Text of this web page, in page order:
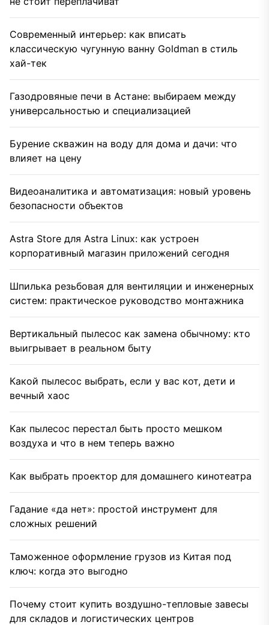
Современный интерьер: как вписать
классическую чугунную ванну Goldman в стиль
хай-тек
Газодровяные печи в Астане: выбираем между
универсальностью и специализацией
Бурение скважин на воду для дома и дачи: что
влияет на цену
Видеоаналитика и автоматизация: новый уровень
безопасности объектов
Astra Store для Astra Linux: как устроен
корпоративный магазин приложений сегодня
Шпилька резьбовая для вентиляции и инженерных
систем: практическое руководство монтажника
Вертикальный пылесос как замена обычному: кто
выигрывает в реальном быту
Какой пылесос выбрать, если у вас кот, дети и
вечный хаос
Как пылесос перестал быть просто мешком
воздуха и что в нем теперь важно
Как выбрать проектор для домашнего кинотеатра
Гадание «да нет»: простой инструмент для
сложных решений
Таможенное оформление грузов из Китая под
ключ: когда это выгодно
Почему стоит купить воздушно-тепловые завесы
для складов и логистических центров